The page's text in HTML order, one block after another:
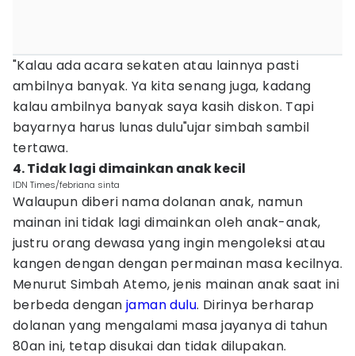
"Kalau ada acara sekaten atau lainnya pasti
ambilnya banyak. Ya kita senang juga, kadang
kalau ambilnya banyak saya kasih diskon. Tapi
bayarnya harus lunas dulu"ujar simbah sambil
tertawa.
4. Tidak lagi dimainkan anak kecil
IDN Times/febriana sinta
Walaupun diberi nama dolanan anak, namun
mainan ini tidak lagi dimainkan oleh anak-anak,
justru orang dewasa yang ingin mengoleksi atau
kangen dengan dengan permainan masa kecilnya.
Menurut Simbah Atemo, jenis mainan anak saat ini
berbeda dengan jaman dulu. Dirinya berharap
dolanan yang mengalami masa jayanya di tahun
80an ini, tetap disukai dan tidak dilupakan.